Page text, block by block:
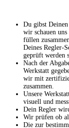
Du gibst
wir schauen
füllen
Deines Regler-
geprüft werden
Nach der
Werkstatt
wir mit
zusammen.
Unsere
visuell und
Dein Regler
Wir prüfen ob
Die zur